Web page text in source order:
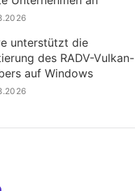
unterstützt die
des RADV-Vulkan-
auf Windows